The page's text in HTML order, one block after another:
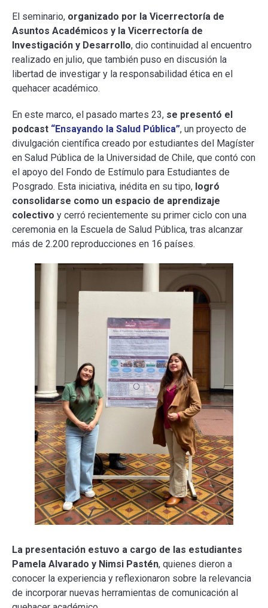
El seminario, organizado por la Vicerrectoría de
Asuntos Académicos y la Vicerrectoría de
Investigación y Desarrollo, dio continuidad al encuentro
realizado en julio, que también puso en discusión la
libertad de investigar y la responsabilidad ética en el
quehacer académico.
En este marco, el pasado martes 23, se presentó el
podcast “Ensayando la Salud Pública”, un proyecto de
divulgación científica creado por estudiantes del Magíster
en Salud Pública de la Universidad de Chile, que contó con
el apoyo del Fondo de Estímulo para Estudiantes de
Posgrado. Esta iniciativa, inédita en su tipo, logró
consolidarse como un espacio de aprendizaje
colectivo y cerró recientemente su primer ciclo con una
ceremonia en la Escuela de Salud Pública, tras alcanzar
más de 2.200 reproducciones en 16 países.
La presentación estuvo a cargo de las estudiantes
Pamela Alvarado y Nimsi Pastén, quienes dieron a
conocer la experiencia y reflexionaron sobre la relevancia
de incorporar nuevas herramientas de comunicación al